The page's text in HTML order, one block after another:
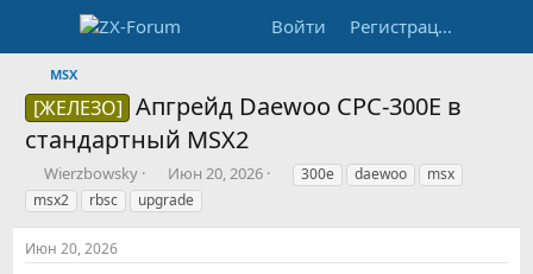
Войти Регистрация
MSX
[ЖЕЛЕЗО] Апгрейд Daewoo CPC-300E в
стандартный MSX2
А
в
т
р
Wierzbowsky
Д
а
т
н
Июн 20, 2026
Т300e daewoo
msx
msx2
rbsc upgrade
Июн 20, 2026